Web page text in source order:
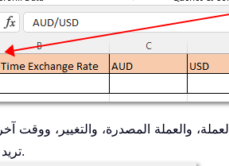
والعملة المصدرة، والتغيير، ووقت
تريد إضافتها بجانب زوج العملات.